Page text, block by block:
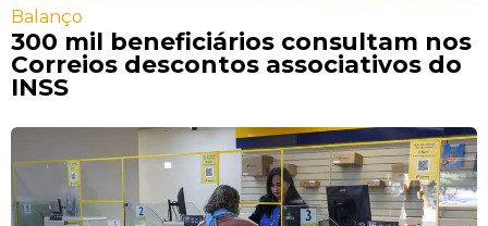
Balanço
300 mil beneficiários consultam nos
Correios descontos associativos do
INSS